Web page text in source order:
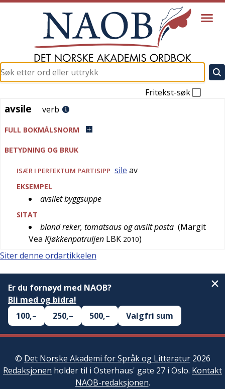
Fritekst-søk
avsile
avsile verb
FULL BOKMÅLSNORM
BETYDNING OG BRUK
ISÆR I PERFEKTUM PARTISIPP sile av
EKSEMPEL
avsilet byggsuppe
SITAT
bland reker, tomatsaus og avsilt pasta (Margit
Vea Kjøkkenpatruljen LBK 2010)
Siter denne ordartikkelen
Er du fornøyd med NAOB?
Bli med og bidra!
100,–
250,– 500,– Valgfri sum
© Det Norske Akademi for Språk og Litteratur2026
Redaksjonen holder til i Osterhaus' gate 27 i Oslo. Kontakt
NAOB-redaksjonen.